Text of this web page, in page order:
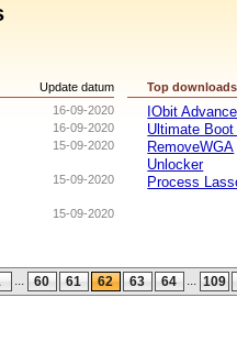
Update datum
16-09-2020
16-09-2020
15-09-2020
15-09-2020
15-09-2020
Top downloads
IObit
Ultimate
RemoveWGA
Unlocker
Process
... 60 61 62 63 64 ... 109